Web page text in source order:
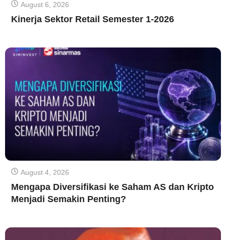
August 6, 2026
Kinerja Sektor Retail Semester 1-2026
August 4, 2026
Mengapa Diversifikasi ke Saham AS dan Kripto
Menjadi Semakin Penting?